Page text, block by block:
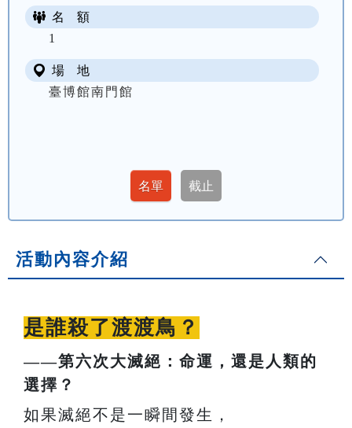
名 額
1
場 地
臺博館南門館
活動內容介紹
是誰殺了渡渡鳥？
——第六次大滅絕：命運，還是人類的
選擇？
如果滅絕不是一瞬間發生，